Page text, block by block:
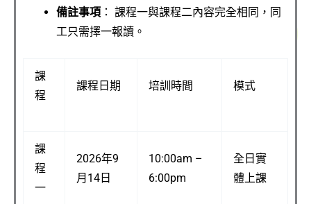
備註事項 ： 課程一與課程二內容完全相同，同
工只需擇一報讀。
課
程
課程日期 培訓時間 模式
課
程
一
2026年9
月 14 日
10:00am –
6:00pm
全日實
體上課